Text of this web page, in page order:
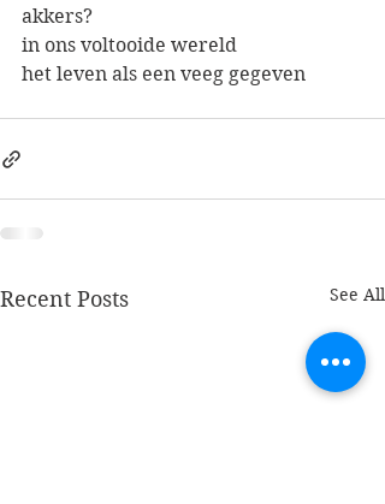
akkers?
in ons voltooide wereld
het leven als een veeg gegeven
Recent Posts See All